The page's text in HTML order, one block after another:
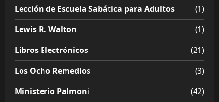
Lección de Escuela Sabática para Adultos
(1)
Lewis R. Walton
(1)
Libros Electrónicos
(21)
Los Ocho Remedios
(3)
Ministerio Palmoni
(42)